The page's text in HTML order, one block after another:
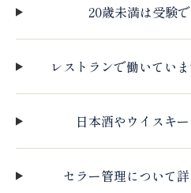
20歳未満は受験
レストランで働いてい
日本酒やウイスキ
セラー管理について